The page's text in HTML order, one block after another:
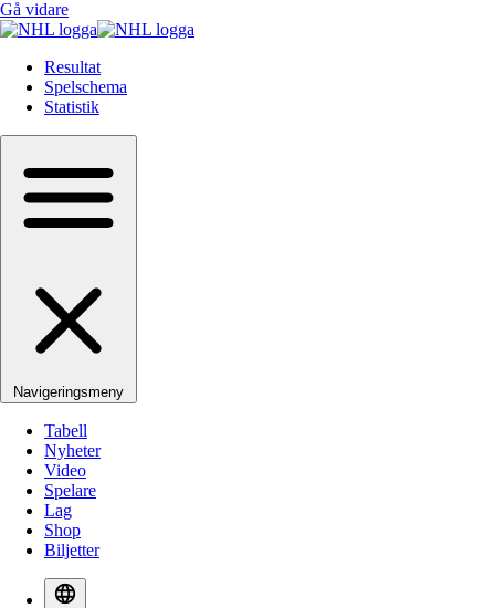
Gå vidare
Resultat
Spelschema
Statistik
Navigeringsmeny
Tabell
Nyheter
Video
Spelare
Lag
Shop
Biljetter